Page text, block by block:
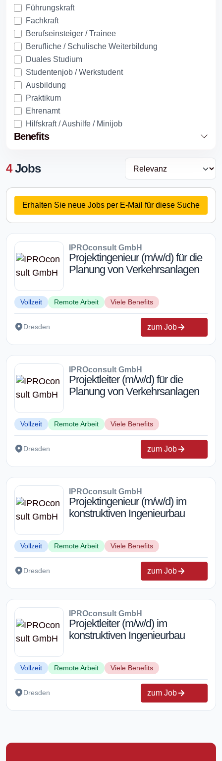
Führungskraft
Fachkraft
Berufseinsteiger / Trainee
Berufliche / Schulische Weiterbildung
Duales Studium
Studentenjob / Werkstudent
Ausbildung
Praktikum
Ehrenamt
Hilfskraft / Aushilfe / Minijob
Benefits
4Jobs
Erhalten Sie neue Jobs per E-Mail für diese Suche
IPROconsult GmbH
Projektingenieur (m/w/d) für die
Planung von Verkehrsanlagen
Vollzeit Remote Arbeit Viele Benefits
Dresden zum Job
IPROconsult GmbH
Projektleiter (m/w/d) für die
Planung von Verkehrsanlagen
Vollzeit Remote Arbeit Viele Benefits
Dresden zum Job
IPROconsult GmbH
Projektingenieur (m/w/d) im
konstruktiven Ingenieurbau
Vollzeit Remote Arbeit Viele Benefits
Dresden zum Job
IPROconsult GmbH
Projektleiter (m/w/d) im
konstruktiven Ingenieurbau
Vollzeit Remote Arbeit Viele Benefits
Dresden zum Job